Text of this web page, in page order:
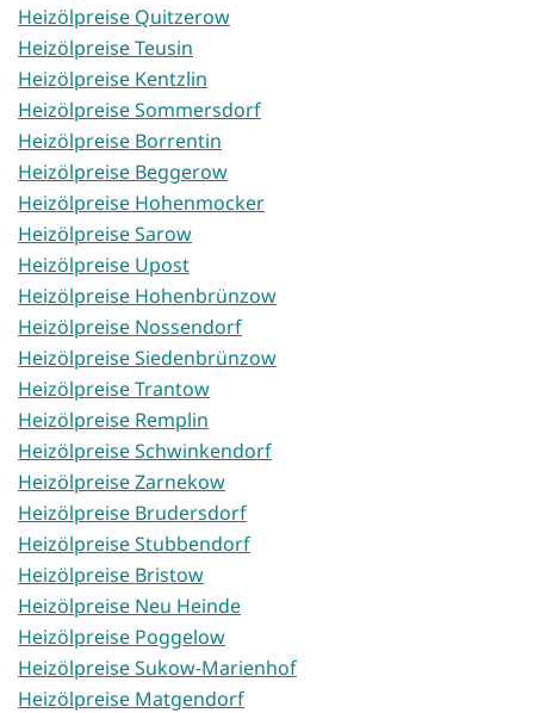
Heizölpreise Quitzerow
Heizölpreise Teusin
Heizölpreise Kentzlin
Heizölpreise Sommersdorf
Heizölpreise Borrentin
Heizölpreise Beggerow
Heizölpreise Hohenmocker
Heizölpreise Sarow
Heizölpreise Upost
Heizölpreise Hohenbrünzow
Heizölpreise Nossendorf
Heizölpreise Siedenbrünzow
Heizölpreise Trantow
Heizölpreise Remplin
Heizölpreise Schwinkendorf
Heizölpreise Zarnekow
Heizölpreise Brudersdorf
Heizölpreise Stubbendorf
Heizölpreise Bristow
Heizölpreise Neu Heinde
Heizölpreise Poggelow
Heizölpreise Sukow-Marienhof
Heizölpreise Matgendorf